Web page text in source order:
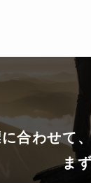
合わせて
ま